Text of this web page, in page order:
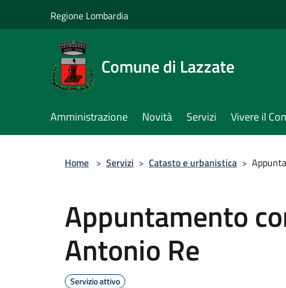
Regione Lombardia
Comune di Lazzate
Amministrazione Novità Servizi Vivere il
Home > Servizi > Catasto e urbanistica >
Appuntamento
Antonio Re
Servizio attivo